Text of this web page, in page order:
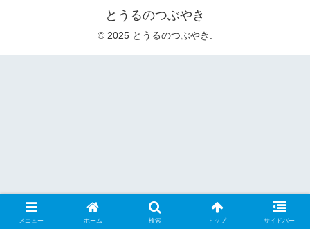
とうるのつぶやき
© 2025 とうるのつぶやき.
メニュー ホーム 検索 トップ サイドバー